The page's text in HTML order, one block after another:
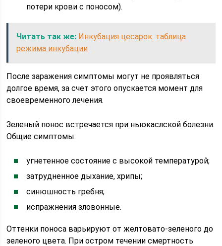
потери крови с поносом).
Читать так же: Инкубация цесарок: таблица
режима инкубации
После заражения симптомы могут не проявляться
долгое время, за счет этого опускается момент для
своевременного лечения.
Зеленый понос встречается при ньюкаслской болезни.
Общие симптомы:
угнетенное состояние с высокой температурой;
затрудненное дыхание, хрипы;
синюшность гребня;
испражнения зловонные.
Оттенки поноса варьируют от желтовато-зеленого до
зеленого цвета. При остром течении смертность